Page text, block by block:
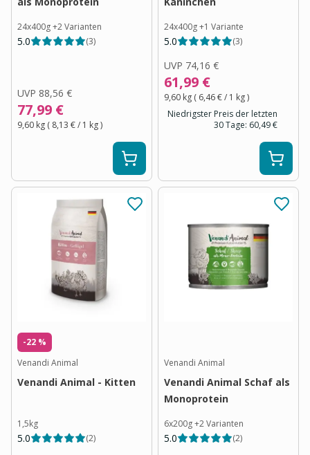
24x400g+2Varianten
5.0 (3)
UVP 88,56 €
77,99 €
9,60 kg ( 8,13 €/ 1 kg)
24x400g+1 Variante
5.0 (3)
UVP 74,16 €
61,99 €
9,60 kg ( 6,46 €/ 1 kg)
Niedrigster Preis der letzten
30 Tage: 60,49 €
-22 %
Venandi Animal
Venandi Animal - Kitten
1,5kg
5.0 (2)
Venandi Animal
Venandi Animal Schaf als
Monoprotein
6x200g+2Varianten
5.0 (2)